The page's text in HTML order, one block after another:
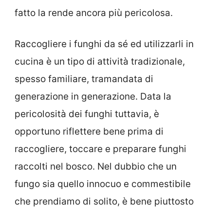
fatto la rende ancora più pericolosa.
Raccogliere i funghi da sé ed utilizzarli in
cucina è un tipo di attività tradizionale,
spesso familiare, tramandata di
generazione in generazione. Data la
pericolosità dei funghi tuttavia, è
opportuno riflettere bene prima di
raccogliere, toccare e preparare funghi
raccolti nel bosco. Nel dubbio che un
fungo sia quello innocuo e commestibile
che prendiamo di solito, è bene piuttosto